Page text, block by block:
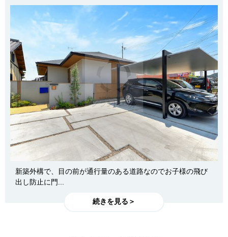
新築外構で、目の前が通行量のある道路なのでお子様の飛び
出し防止に門...
続きを見る＞